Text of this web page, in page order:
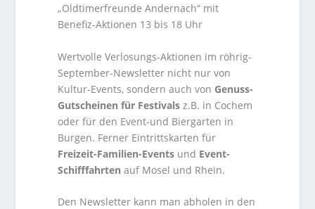
„Oldtimerfreunde Andernach“ mit
Benefiz-Aktionen 13 bis 18 Uhr
Wertvolle Verlosungs-Aktionen im röhrig-
September-Newsletter nicht nur von
Kultur-Events, sondern auch von Genuss-
Gutscheinen für Festivals z.B. in Cochem
oder für den Event-und Biergarten in
Burgen. Ferner Eintrittskarten für
Freizeit-Familien-Events und Event-
Schifffahrten auf Mosel und Rhein.
Den Newsletter kann man abholen in den